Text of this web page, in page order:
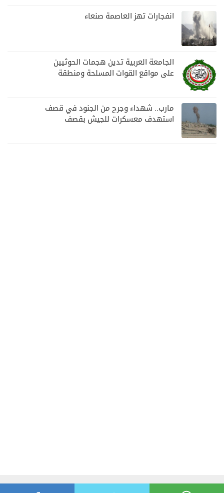
انفجارات تهز العاصمة صنعاء
الجامعة العربية تدين هجمات الحوثيين
على مواقع القوات المسلحة ومنطقة
مارب.. شهداء وجرح من الجنود في قصف
استهدف معسكرات للجيش بقصف